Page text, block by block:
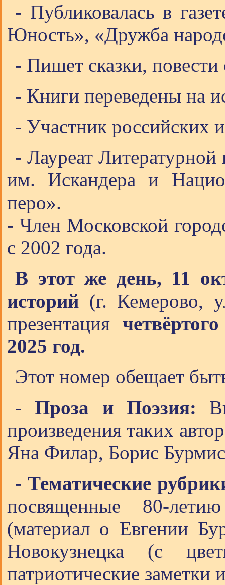
- Публиковалась в
Юность», «Дружба
- Пишет сказки,
- Книги переведены на
- Участник российских
- Лауреат
им. Искандера и
перо».
- Член Московской
с 2002 года.
В этот же день, 11
историй (г. Кемерово,
презентация
2025 год.
Этот номер обещает
- Проза и Поэзия:
произведения таких
Яна Филар, Борис
- Тематические
посвященные 80-
(материал о Евгении
Новокузнецка (с
патриотические